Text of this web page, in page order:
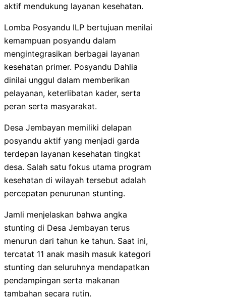
aktif mendukung layanan kesehatan.
Lomba Posyandu ILP bertujuan menilai
kemampuan posyandu dalam
mengintegrasikan berbagai layanan
kesehatan primer. Posyandu Dahlia
dinilai unggul dalam memberikan
pelayanan, keterlibatan kader, serta
peran serta masyarakat.
Desa Jembayan memiliki delapan
posyandu aktif yang menjadi garda
terdepan layanan kesehatan tingkat
desa. Salah satu fokus utama program
kesehatan di wilayah tersebut adalah
percepatan penurunan stunting.
Jamli menjelaskan bahwa angka
stunting di Desa Jembayan terus
menurun dari tahun ke tahun. Saat ini,
tercatat 11 anak masih masuk kategori
stunting dan seluruhnya mendapatkan
pendampingan serta makanan
tambahan secara rutin.